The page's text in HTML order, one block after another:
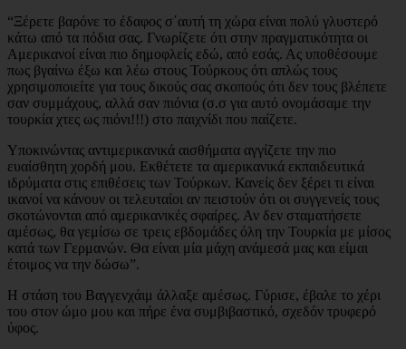
“Ξέρετε βαρόνε το έδαφος σ΄αυτή τη χώρα είναι πολύ γλυστερό
κάτω από τα πόδια σας. Γνωρίζετε ότι στην πραγματικότητα οι
Αμερικανοί είναι πιο δημοφλείς εδώ, από εσάς. Ας υποθέσουμε
πως βγαίνω έξω και λέω στους Τούρκους ότι απλώς τους
χρησιμοποιείτε για τους δικούς σας σκοπούς ότι δεν τους βλέπετε
σαν συμμάχους, αλλά σαν πιόνια (σ.σ για αυτό ονομάσαμε την
τουρκία χτες ως πιόνι!!!) στο παιχνίδι που παίζετε.
Υποκινώντας αντιμερικανικά αισθήματα αγγίζετε την πιο
ευαίσθητη χορδή μου. Εκθέτετε τα αμερικανικά εκπαιδευτικά
ιδρύματα στις επιθέσεις των Τούρκων. Κανείς δεν ξέρει τι είναι
ικανοί να κάνουν οι τελευταίοι αν πειστούν ότι οι συγγενείς τους
σκοτώνονται από αμερικανικές σφαίρες. Αν δεν σταματήσετε
αμέσως, θα γεμίσω σε τρεις εβδομάδες όλη την Τουρκία με μίσος
κατά των Γερμανών. Θα είναι μία μάχη ανάμεσά μας και είμαι
έτοιμος να την δώσω”.
Η στάση του Βαγγενχάιμ άλλαξε αμέσως. Γύρισε, έβαλε το χέρι
του στον ώμο μου και πήρε ένα συμβιβαστικό, σχεδόν τρυφερό
ύφος.